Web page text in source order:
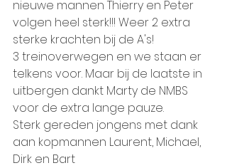
nieuwe mannen Thierry en Peter
volgen heel sterk!!! Weer 2 extra
sterke krachten bij de A's!
3 treinoverwegen en we staan er
telkens voor. Maar bij de laatste in
uitbergen dankt Marty de NMBS
voor de extra lange pauze.
Sterk gereden jongens met dank
aan kopmannen Laurent, Michael,
Dirk en Bart